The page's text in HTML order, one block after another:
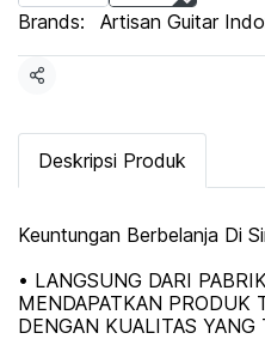
Brands: Artisan Guitar
Share
Deskripsi Produk
Keuntungan Berbelanja Di
• LANGSUNG DARI
MENDAPATKAN PRODUK
DENGAN KUALITAS YANG